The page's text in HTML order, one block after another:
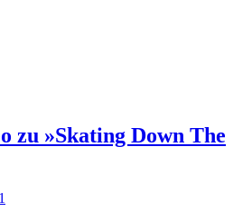
zu »Skating Down The